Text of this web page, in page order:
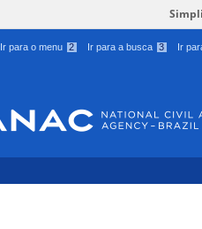
Ir para o menu 2 Ir para a busca 3 Ir